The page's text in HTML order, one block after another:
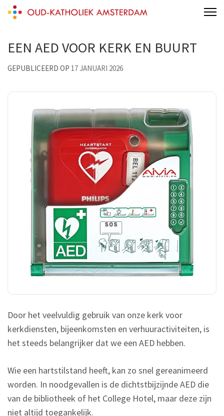
Skip
(Press
Oud-Katholieke Kerk Amsterdam
EEN AED VOOR KERK EN BUURT
GEPUBLICEERD OP 17 JANUARI 2026
Door het veelvuldig gebruik van onze kerk voor
kerkdiensten, bijeenkomsten en verhuuractiviteiten, is
het steeds belangrijker dat we een AED hebben.
Wie een hartstilstand heeft, kan zo snel gereanimeerd
worden. In noodgevallen is de dichtstbijzijnde AED die
van de bibliotheek of het College Hotel, maar deze zijn
niet altijd toegankelijk.